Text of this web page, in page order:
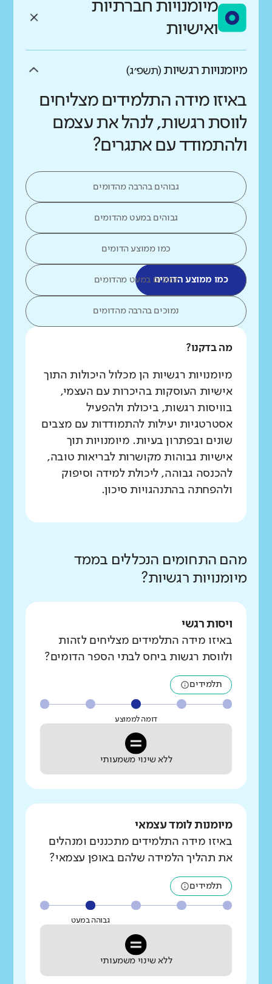
מיומנויות חברתיות
ואישיות
מיומנויות רגשיות (תשפ״ג)
באיזו מידה התלמידים מצליחים
לווסת רגשות, לנהל את עצמם
ולהתמודד עם אתגרים?
גבוהים בהרבה מהדומים
גבוהים במעט מהדומים
כמו ממוצע הדומים
כמו ממוצע הדומיםנמוכים במעט מהדומים
נמוכים בהרבה מהדומים
מה בדקנו?
מיומנויות רגשיות הן מכלול היכולות התוך
אישיות העוסקות בהיכרות עם העצמי,
בוויסות רגשות, ביכולת ולהפעיל
אסטרטגיות יעילות להתמודדות עם מצבים
שונים ובפתרון בעיות. מיומנויות תוך
אישיות גבוהות מקושרות לבריאות טובה,
להכנסה גבוהה, ליכולת למידה וסיפוק
ולהפחתה בהתנהגויות סיכון.
מהם התחומים הנכללים בממד
מיומנויות רגשיות?
ויסות רגשי
באיזו מידה התלמידים מצליחים לזהות
ולווסת רגשות ביחס לבתי הספר הדומים?
תלמידים
דומה לממוצע
ללא שינוי משמעותי
מיומנות לומד עצמאי
באיזו מידה התלמידים מתכננים ומנהלים
את תהליך הלמידה שלהם באופן עצמאי?
תלמידים
גבוהה במעט
ללא שינוי משמעותי